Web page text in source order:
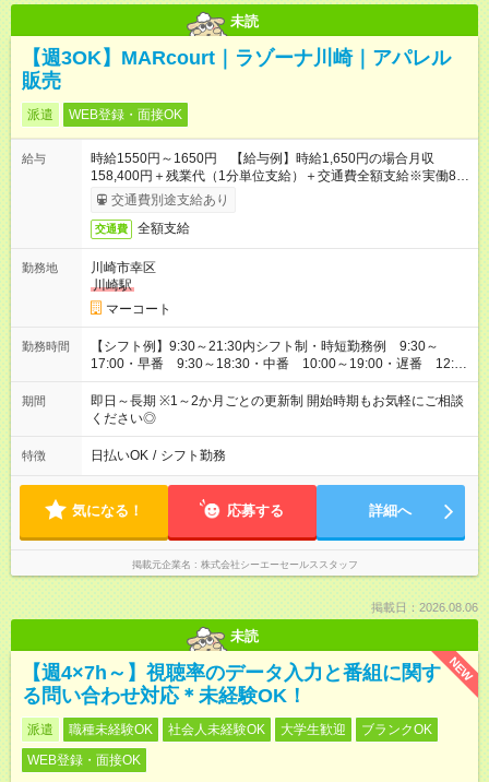
未読
【週3OK】MARcourt｜ラゾーナ川崎｜アパレル
販売
派遣 WEB登録・面接OK
給与
時給1550円～1650円 【給与例】時給1,650円の場合月収
158,400円＋残業代（1分単位支給）＋交通費全額支給※実働8時
間×月12日勤務の場合 ※お時給は一例です。ご経験により異な
ります。
交通費別途支給あり
交通費 全額支給
勤務地
川崎市幸区
川崎駅
マーコート
勤務時間
【シフト例】9:30～21:30内シフト制・時短勤務例 9:30～
17:00・早番 9:30～18:30・中番 10:00～19:00・遅番 12:30
～21:30実働6時間30分～8時間／休憩1時間※週3日～勤務相談
OK
期間
即日～長期 ※1～2か月ごとの更新制 開始時期もお気軽にご相談
ください◎
特徴 日払いOK / シフト勤務
気になる！ 応募する 詳細へ
掲載元企業名 株式会社シーエーセールススタッフ
掲載日：2026.08.06
未読
NEW
【週4×7h～】視聴率のデータ入力と番組に関す
る問い合わせ対応＊未経験OK！
派遣 職種未経験OK 社会人未経験OK 大学生歓迎
ブランクOK
WEB登録・面接OK